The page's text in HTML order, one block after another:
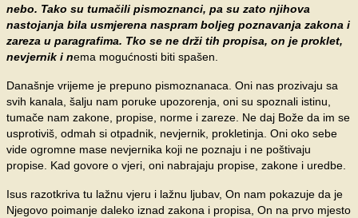
nebo. Tako su tumačili pismoznanci, pa su zato njihova
nastojanja bila usmjerena naspram boljeg poznavanja zakona i
zareza u paragrafima. Tko se ne drži tih propisa, on je proklet,
nevjernik i nema mogućnosti biti spašen.
Današnje vrijeme je prepuno pismoznanaca. Oni nas prozivaju sa
svih kanala, šalju nam poruke upozorenja, oni su spoznali istinu,
tumače nam zakone, propise, norme i zareze. Ne daj Bože da im se
usprotiviš, odmah si otpadnik, nevjernik, prokletinja. Oni oko sebe
vide ogromne mase nevjernika koji ne poznaju i ne poštivaju
propise. Kad govore o vjeri, oni nabrajaju propise, zakone i uredbe.
Isus razotkriva tu lažnu vjeru i lažnu ljubav, On nam pokazuje da je
Njegovo poimanje daleko iznad zakona i propisa, On na prvo mjesto